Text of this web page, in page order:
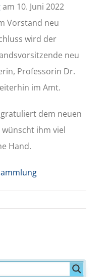
am 10. Juni 2022
Vorstand neu
wird der
neu
Professorin Dr.
im Amt.
gratuliert dem neuen
ihm viel
Hand.